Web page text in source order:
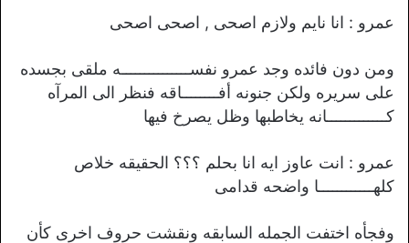
عمرو : انا نايم ولازم اصحى , اصحى اصحى
ومن دون فائده وجد عمرو نفســـــــــــــــه ملقى بجسده
على سريره ولكن جنونه أفــــــــاقه فنظر الى المرآه
كـــــــــــــانه يخاطبها وظل يصرخ فيها
عمرو : انت عاوز ايه انا بحلم ؟؟؟ الحقيقه خلاص
كلهــــــــــــا واضحه قدامى
وفجأه اختفت الجمله السابقه ونقشت حروف اخرى كأن